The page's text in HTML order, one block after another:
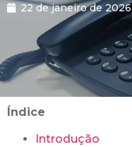
22 de janeiro de 2026
Índice
Introdução